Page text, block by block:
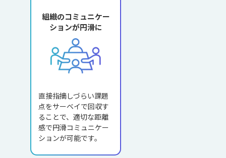
組織のコミュニケー
ションが円滑に
直接指摘しづらい課題
点をサーベイで回収す
ることで、適切な距離
感で円滑コミュニケー
ションが可能です。